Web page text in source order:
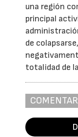
una región
principal
de
totalidad de